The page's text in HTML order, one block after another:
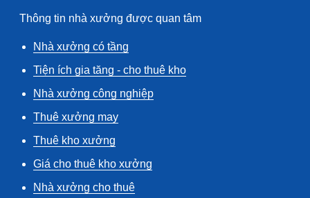
Thông tin nhà xưởng được quan tâm
Nhà xưởng có tầng
Tiện ích gia tăng - cho thuê kho
Nhà xưởng công nghiệp
Thuê xưởng may
Thuê kho xưởng
Giá cho thuê kho xưởng
Nhà xưởng cho thuê